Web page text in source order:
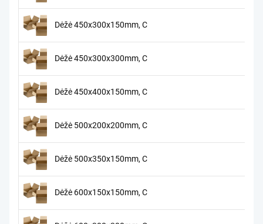
Dėžė 450x300x150mm, C
Dėžė 450x300x300mm, C
Dėžė 450x400x150mm, C
Dėžė 500x200x200mm, C
Dėžė 500x350x150mm, C
Dėžė 600x150x150mm, C